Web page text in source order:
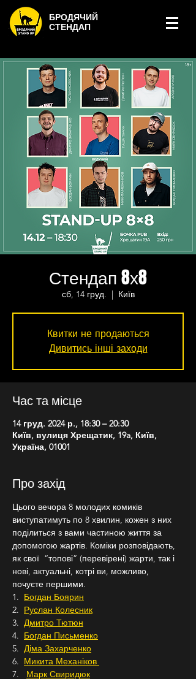
БРОДЯЧИЙ
СТЕНДАП
Стендап 8х8
сб, 14 груд.
  |
Київ
Квитки не продаються
Дивитись інші заходи
Час та місце
14 груд. 2024 р., 18:30 – 20:30
Київ, вулиця Хрещатик, 19a, Київ,
Україна, 01001
Про захід
Цього вечора 8 молодих комиків
виступатимуть по 8 хвилин, кожен з них
поділиться з вами частиною життя за
допомогою жартів. Коміки розповідають,
як свої  “топові” (перевірені) жарти, так і
нові, актуальні, котрі ви, можливо,
почуєте першими.
1. Богдан Боярин
2. Руслан Колесник
3. Дмитро Тютюн
4. Богдан Письменко
5. Діма Захарченко
6. Микита Механіков
7. Марк Свиридюк